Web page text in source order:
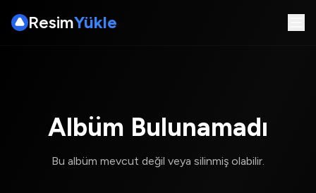
ResimYükle
Albüm Bulunamadı
Bu albüm mevcut değil veya silinmiş olabilir.